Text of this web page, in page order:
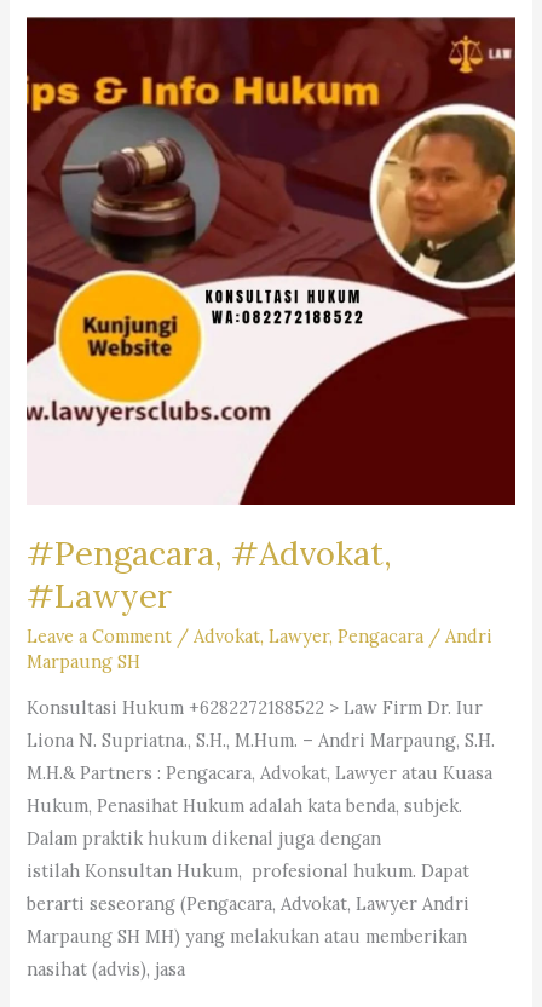
Firm
Dr.iur.
Liona
N.
Supriatna,
SH,
M.Hum.
Andri
Marpaung,
SH,
#Pengacara, #Advokat,
#Lawyer
Leave a Comment / Advokat,Lawyer,Pengacara / Andri
Marpaung SH
Konsultasi Hukum +6282272188522 > Law Firm Dr. Iur
Liona N. Supriatna., S.H., M.Hum. – Andri Marpaung, S.H.
M.H.& Partners : Pengacara, Advokat, Lawyer atau Kuasa
Hukum, Penasihat Hukum adalah kata benda, subjek.
Dalam praktik hukum dikenal juga dengan
istilah Konsultan Hukum, profesional hukum. Dapat
berarti seseorang (Pengacara, Advokat, Lawyer Andri
Marpaung SH MH) yang melakukan atau memberikan
nasihat (advis), jasa